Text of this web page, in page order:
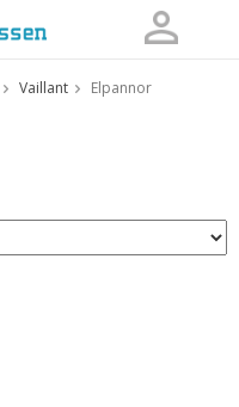
Vaillant Elpannor